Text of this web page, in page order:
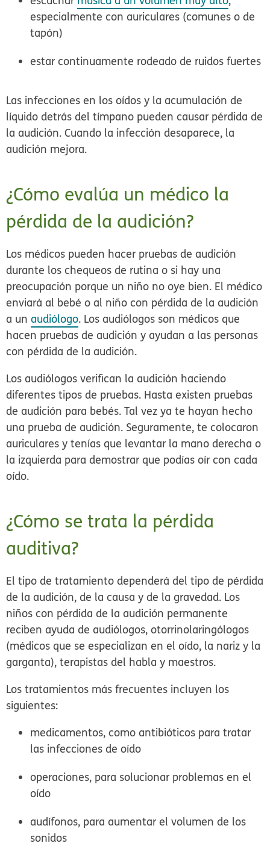
especialmente con auriculares (comunes o de
tapón)
estar continuamente rodeado de ruidos fuertes
Las infecciones en los oídos y la acumulación de
líquido detrás del tímpano pueden causar pérdida de
la audición. Cuando la infección desaparece, la
audición mejora.
¿Cómo evalúa un médico la
pérdida de la audición?
Los médicos pueden hacer pruebas de audición
durante los chequeos de rutina o si hay una
preocupación porque un niño no oye bien. El médico
enviará al bebé o al niño con pérdida de la audición
a unaudiólogo. Los audiólogos son médicos que
hacen pruebas de audición y ayudan a las personas
con pérdida de la audición.
Los audiólogos verifican la audición haciendo
diferentes tipos de pruebas. Hasta existen pruebas
de audición para bebés. Tal vez ya te hayan hecho
una prueba de audición. Seguramente, te colocaron
auriculares y tenías que levantar la mano derecha o
la izquierda para demostrar que podías oír con cada
oído.
¿Cómo se trata la pérdida
auditiva?
El tipo de tratamiento dependerá del tipo de pérdida
de la audición, de la causa y de la gravedad. Los
niños con pérdida de la audición permanente
reciben ayuda de audiólogos, otorrinolaringólogos
(médicos que se especializan en el oído, la nariz y la
garganta), terapistas del habla y maestros.
Los tratamientos más frecuentes incluyen los
siguientes:
medicamentos, como antibióticos para tratar
las infecciones de oído
operaciones, para solucionar problemas en el
oído
audífonos, para aumentar el volumen de los
sonidos